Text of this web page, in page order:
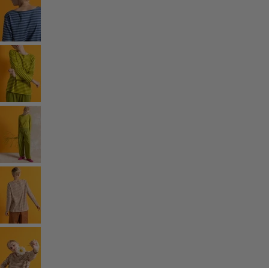
Lantlig inredning
Rolig inredning
Färgglad inredning
Blommig inredning
Natur
Bohemisk inredning
Skandinavisk inredning
Mysig inredning